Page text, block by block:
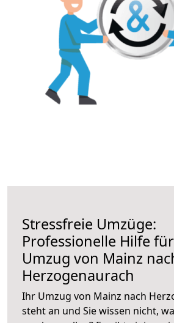
Stressfreie Umzüge:
Professionelle Hilfe
Umzug von Mainz
Herzogenaurach
Ihr Umzug von Mainz nach
steht an und Sie wissen nicht,